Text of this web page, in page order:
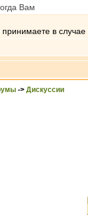
Вам
принимаете в
-> Дискуссии